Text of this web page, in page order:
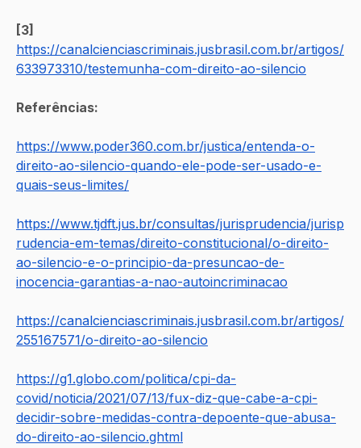
https://canalcienciascriminais.jusbrasil.com.br/artigos/
633973310/testemunha-com-direito-ao-silencio
Referências:
https://www.poder360.com.br/justica/entenda-o-
direito-ao-silencio-quando-ele-pode-ser-usado-e-
quais-seus-limites/
https://www.tjdft.jus.br/consultas/jurisprudencia/jurisp
rudencia-em-temas/direito-constitucional/o-direito-
ao-silencio-e-o-principio-da-presuncao-de-
inocencia-garantias-a-nao-autoincriminacao
https://canalcienciascriminais.jusbrasil.com.br/artigos/
255167571/o-direito-ao-silencio
https://g1.globo.com/politica/cpi-da-
covid/noticia/2021/07/13/fux-diz-que-cabe-a-cpi-
decidir-sobre-medidas-contra-depoente-que-abusa-
do-direito-ao-silencio.ghtml